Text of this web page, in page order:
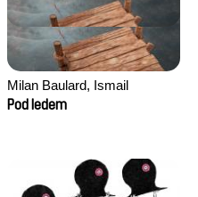
Milan Baulard, Ismail
Berrahma, Flore Dupont,
Pod ledem